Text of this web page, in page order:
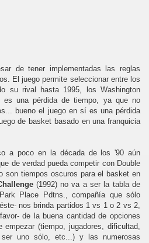
de tener implementadas las reglas
El juego permite seleccionar entre los
su rival hasta 1995, los Washington
es una pérdida de tiempo, ya que no
bueno el juego en sí es una pérdida
de basket basado en una franquicia
a poco en la década de los '90 aún
de verdad pueda competir con Double
son tiempos oscuros para el basket en
(1992) no va a ser la tabla de
Place Pdtns., compañía que sólo
nos brinda partidos 1 vs 1 o 2 vs 2,
de la buena cantidad de opciones
(tiempo, jugadores, dificultad,
uno sólo, etc...) y las numerosas